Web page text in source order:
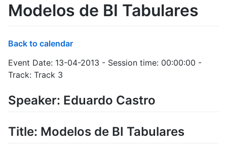
Modelos de BI Tabulares
Back to calendar
Event Date: 13-04-2013 - Session time: 00:00:00 -
Track: Track 3
Speaker: Eduardo Castro
Title: Modelos de BI Tabulares